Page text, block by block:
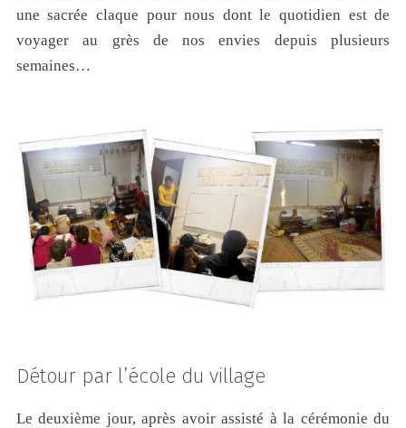
une sacrée claque pour nous dont le quotidien est de
voyager au grès de nos envies depuis plusieurs
semaines…
Détour par l’école du village
Le deuxième jour, après avoir assisté à la cérémonie du